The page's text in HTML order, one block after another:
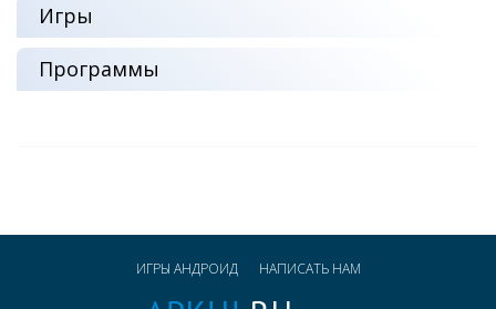
Игры
Программы
ИГРЫ АНДРОИД НАПИСАТЬ НАМ